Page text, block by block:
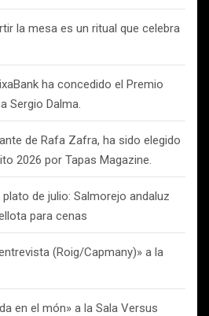
la mesa es un ritual que celebra
ha concedido el Premio
Sergio Dalma.
de Rafa Zafra, ha sido elegido
2026 por Tapas Magazine.
de julio: Salmorejo andaluz
para cenas
(Roig/Capmany)» a la
en el món» a la Sala Versus